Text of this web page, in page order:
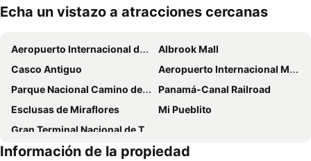
Echa un vistazo a atracciones cercanas
Aeropuerto Internacional de Tocumen
Albrook Mall
Casco Antiguo
Aeropuerto Internacional Marcos A Gelabert o Albrook
Parque Nacional Camino de Cruces
Panamá-Canal Railroad
Esclusas de Miraflores
Mi Pueblito
Gran Terminal Nacional de Transporte de Albrook
Información de la propiedad